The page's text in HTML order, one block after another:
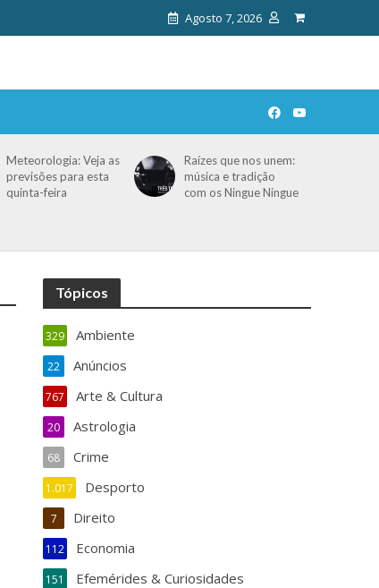
Agosto 7, 2026
Meteorologia: Veja as
previsões para esta
quinta-feira
Raízes que nos unem:
música e tradição
com os Ningue Ningue
Tópicos
Ambiente
329
Anúncios
22
Arte & Cultura
767
Astrologia
20
Crime
68
Desporto
1.017
Direito
7
Economia
112
Efemérides & Curiosidades
151